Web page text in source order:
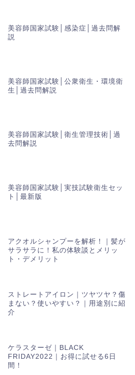
美容師国家試験│感染症│過去問解
説
美容師国家試験│公衆衛生・環境衛
生│過去問解説
美容師国家試験│衛生管理技術│過
去問解説
美容師国家試験│実技試験衛生セッ
ト│最新版
アクオルシャンプーを解析！｜髪が
サラサラに！私の体験談とメリッ
ト・デメリット
ストレートアイロン｜ツヤツヤ？傷
まない？使いやすい？｜用途別に紹
介
ケラスターゼ｜BLACK
FRIDAY2022｜お得に試せる6日
間！